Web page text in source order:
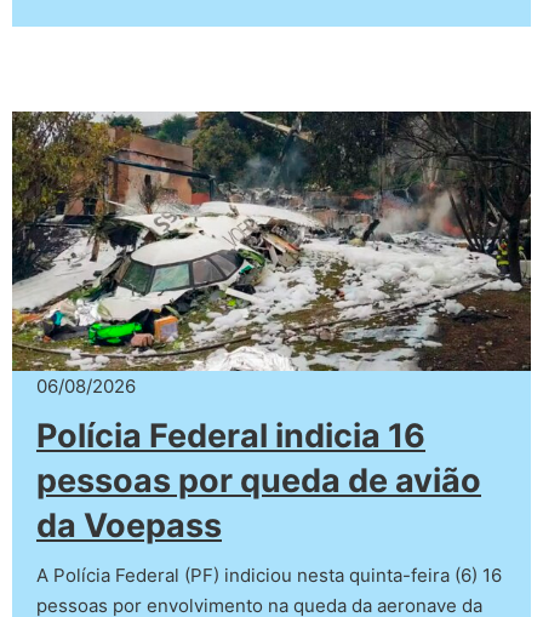
06/08/2026
Polícia Federal indicia 16
pessoas por queda de avião
da Voepass
A Polícia Federal (PF) indiciou nesta quinta-feira (6) 16
pessoas por envolvimento na queda da aeronave da